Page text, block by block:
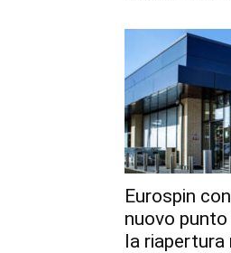
Eurospin
nuovo
la riapertura